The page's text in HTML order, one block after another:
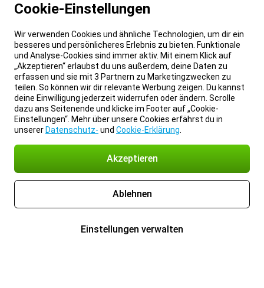
Cookie-Einstellungen
Wir verwenden Cookies und ähnliche Technologien, um dir ein
besseres und persönlicheres Erlebnis zu bieten. Funktionale
und Analyse-Cookies sind immer aktiv. Mit einem Klick auf
„Akzeptieren“ erlaubst du uns außerdem, deine Daten zu
erfassen und sie mit 3 Partnern zu Marketingzwecken zu
teilen. So können wir dir relevante Werbung zeigen. Du kannst
deine Einwilligung jederzeit widerrufen oder ändern. Scrolle
dazu ans Seitenende und klicke im Footer auf „Cookie-
Einstellungen“. Mehr über unsere Cookies erfährst du in
unserer Datenschutz- und Cookie-Erklärung
Akzeptieren
Ablehnen
Einstellungen verwalten